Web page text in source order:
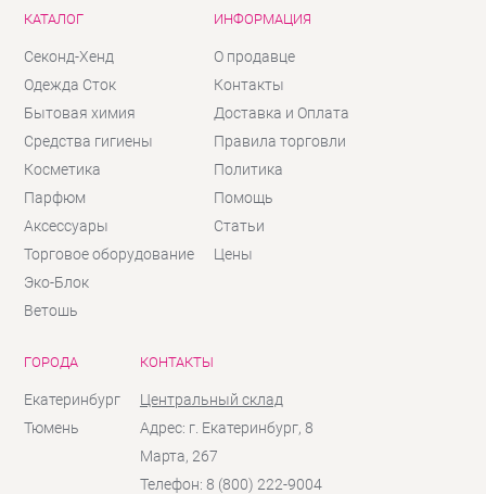
КАТАЛОГ
Секонд-Хенд
Одежда Сток
Бытовая химия
Средства гигиены
Косметика
Парфюм
Аксессуары
Торговое оборудование
Эко-Блок
Ветошь
ИНФОРМАЦИЯ
О продавце
Контакты
Доставка и Оплата
Правила торговли
Политика
Помощь
Статьи
Цены
ГОРОДА
Екатеринбург
Тюмень
КОНТАКТЫ
Центральный склад
Адрес: г. Екатеринбург, 8
Марта, 267
Телефон: 8 (800) 222-9004